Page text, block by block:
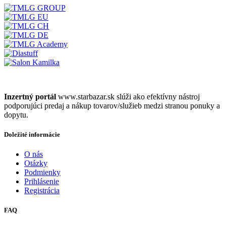
Inzertný portál www.starbazar.sk slúži ako efektívny nástroj
podporujúci predaj a nákup tovarov/služieb medzi stranou ponuky a
dopytu.
Doležité informácie
O nás
Otázky
Podmienky
Prihlásenie
Registrácia
FAQ